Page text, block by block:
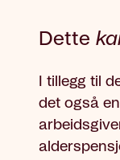
Dette
I tillegg til
det også